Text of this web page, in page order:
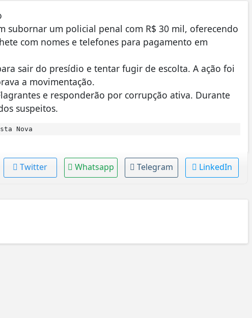
subornar um policial penal com R$ 30 mil, oferecendo
com nomes e telefones para pagamento em
sair do presídio e tentar fugir de escolta. A ação foi
a movimentação.
e responderão por corrupção ativa. Durante
suspeitos.
Nova
Twitter Whatsapp Telegram LinkedIn